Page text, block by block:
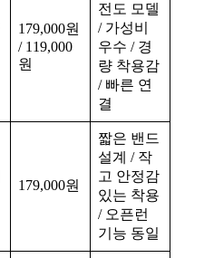
179,000원
/ 119,000
원
전도 모델
/ 가성비
우수 / 경
량 착용감
/ 빠른 연
결
179,000원
짧은 밴드
설계 / 작
고 안정감
있는 착용
/ 오픈런
기능 동일